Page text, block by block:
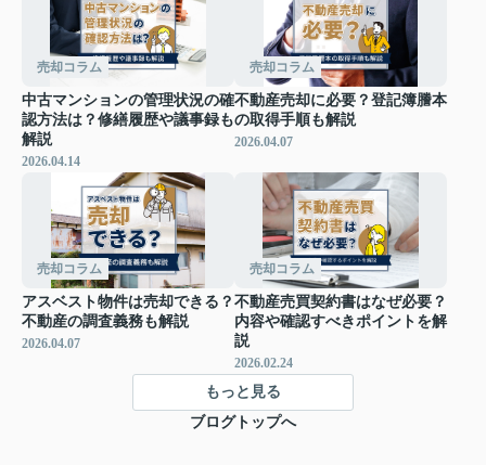
売却コラム
中古マンションの管理状況の確
認方法は？修繕履歴や議事録も
解説
2026.04.14
売却コラム
不動産売却に必要？登記簿謄本
の取得手順も解説
2026.04.07
売却コラム
アスベスト物件は売却できる？
不動産の調査義務も解説
2026.04.07
売却コラム
不動産売買契約書はなぜ必要？
内容や確認すべきポイントを解
説
2026.02.24
もっと見る
ブログトップへ